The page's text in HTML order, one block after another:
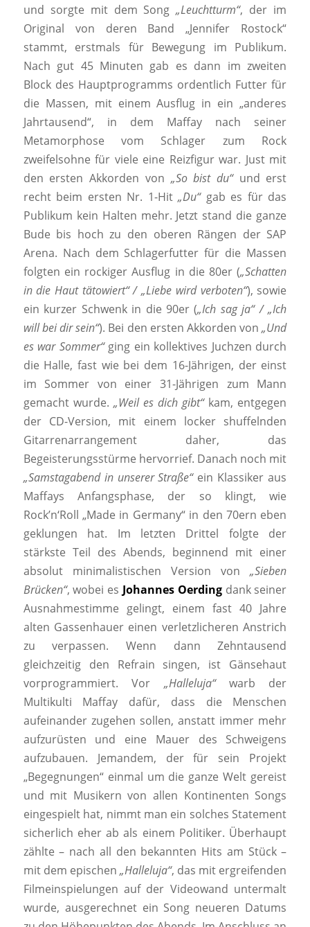
und sorgte mit dem Song„Leuchtturm“, der im
Original von deren Band „Jennifer Rostock“
stammt, erstmals für Bewegung im Publikum.
Nach gut 45 Minuten gab es dann im zweiten
Block des Hauptprogramms ordentlich Futter für
die Massen, mit einem Ausflug in ein „anderes
Jahrtausend“, in dem Maffay nach seiner
Metamorphose vom Schlager zum Rock
zweifelsohne für viele eine Reizfigur war. Just mit
den ersten Akkorden von „So bist du“und erst
recht beim ersten Nr. 1-Hit„Du“gab es für das
Publikum kein Halten mehr. Jetzt stand die ganze
Bude bis hoch zu den oberen Rängen der SAP
Arena. Nach dem Schlagerfutter für die Massen
folgten ein rockiger Ausflug in die 80er („Schatten
in die Haut tätowiert“ / „Liebe wird verboten“), sowie
ein kurzer Schwenk in die 90er („Ich sag ja“ / „Ich
will bei dir sein“). Bei den ersten Akkorden von„Und
es war Sommer“ging ein kollektives Juchzen durch
die Halle, fast wie bei dem 16-Jährigen, der einst
im Sommer von einer 31-Jährigen zum Mann
gemacht wurde. „Weil es dich gibt“kam, entgegen
der CD-Version, mit einem locker shuffelnden
Gitarrenarrangement daher, das
Begeisterungsstürme hervorrief. Danach noch mit
„Samstagabend in unserer Straße“ein Klassiker aus
Maffays Anfangsphase, der so klingt, wie
Rock’n‘Roll „Made in Germany“ in den 70ern eben
geklungen hat. Im letzten Drittel folgte der
stärkste Teil des Abends, beginnend mit einer
absolut minimalistischen Version von„Sieben
Brücken“, wobei es Johannes Oerdingdank seiner
Ausnahmestimme gelingt, einem fast 40 Jahre
alten Gassenhauer einen verletzlicheren Anstrich
zu verpassen. Wenn dann Zehntausend
gleichzeitig den Refrain singen, ist Gänsehaut
vorprogrammiert. Vor „Halleluja“warb der
Multikulti Maffay dafür, dass die Menschen
aufeinander zugehen sollen, anstatt immer mehr
aufzurüsten und eine Mauer des Schweigens
aufzubauen. Jemandem, der für sein Projekt
„Begegnungen“ einmal um die ganze Welt gereist
und mit Musikern von allen Kontinenten Songs
eingespielt hat, nimmt man ein solches Statement
sicherlich eher ab als einem Politiker. Überhaupt
zählte – nach all den bekannten Hits am Stück –
mit dem epischen „Halleluja“, das mit ergreifenden
Filmeinspielungen auf der Videowand untermalt
wurde, ausgerechnet ein Song neueren Datums